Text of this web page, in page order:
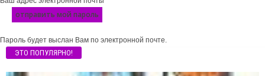
Пароль будет выслан Вам по электронной почте.
ЭТО ПОПУЛЯРНО!